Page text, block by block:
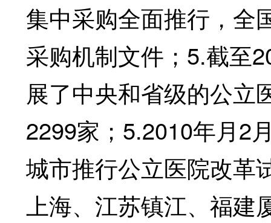
集中采购全面推行，全
采购机制文件；5.截至
展了中央和省级的公立
2299家；5.2010年月2
城市推行公立医院改革
上海、江苏镇江、福建